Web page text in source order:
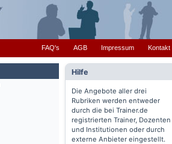
FAQ's AGB Impressum Kontakt
Hilfe
Die Angebote aller drei
Rubriken werden entweder
durch die bei Trainer.de
registrierten Trainer, Dozenten
und Institutionen oder durch
externe Anbieter eingestellt.